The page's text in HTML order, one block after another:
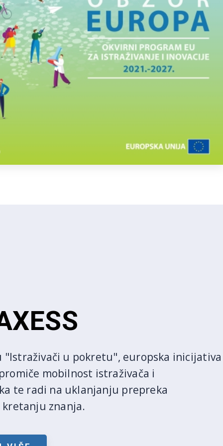
"Istraživači u pokretu", europska inicijativa
promiče mobilnost istraživača i
te radi na uklanjanju prepreka
znanja.